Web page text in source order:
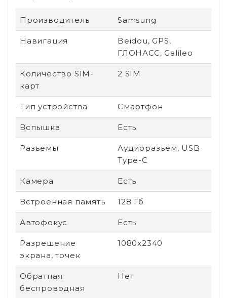
Производитель Samsung
Навигация
Beidou, GPS,
ГЛОНАСС, Galileo
Количество SIM-
карт
2 SIM
Тип устройства Смартфон
Вспышка Есть
Разъемы
Аудиоразъем, USB
Type-C
Камера Есть
Встроенная память 128 Гб
Автофокус Есть
Разрешение
экрана, точек
1080х2340
Обратная
беспроводная
Нет